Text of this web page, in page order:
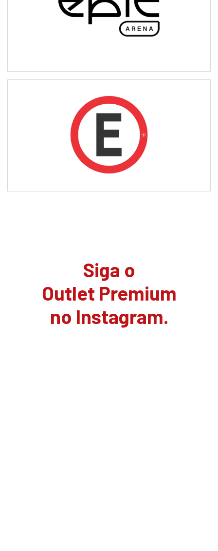
Siga o
Outlet Premium
no Instagram.